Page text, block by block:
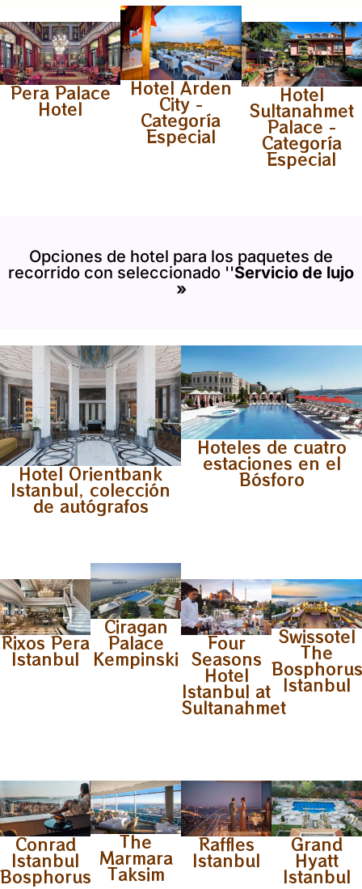
Pera Palace
Hotel
Hotel Arden
City -
Categoría
Especial
Hotel
Sultanahmet
Palace -
Categoría
Especial
Opciones de hotel para los paquetes de
recorrido con seleccionado ''Servicio de lujo
»
Hotel Orientbank
Istanbul, colección
de autógrafos
Hoteles de cuatro
estaciones en el
Bósforo
Rixos Pera
Istanbul
Ciragan
Palace
Kempinski
Four
Seasons
Hotel
Istanbul at
Sultanahmet
Swissotel
The
Bosphorus
Istanbul
Conrad
Istanbul
Bosphorus
The
Marmara
Taksim
Raffles
Istanbul
Grand
Hyatt
Istanbul